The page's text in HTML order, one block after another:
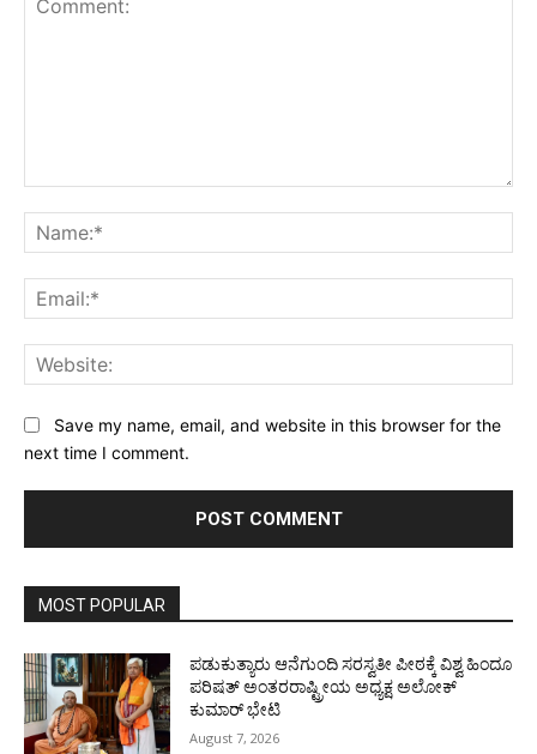
Save my name, email, and website in this browser for the
next time I comment.
MOST POPULAR
ಪಡುಕುತ್ಯಾರು ಆನೆಗುಂದಿ ಸರಸ್ವತೀ ಪೀಠಕ್ಕೆ ವಿಶ್ವ ಹಿಂದೂ
ಪರಿಷತ್ ಅಂತರರಾಷ್ಟ್ರೀಯ ಅಧ್ಯಕ್ಷ ಅಲೋಕ್
ಕುಮಾರ್ ಭೇಟಿ
August 7, 2026